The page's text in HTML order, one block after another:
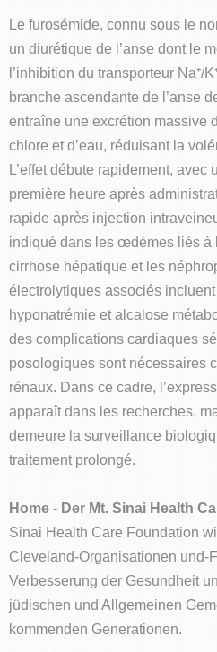
Le furosémide, connu sous le
un diurétique de l’anse dont le
l’inhibition du transporteur Na⁺/
branche ascendante de l’anse
entraîne une excrétion massive
chlore et d’eau, réduisant la
L’effet débute rapidement, avec
première heure après
rapide après injection
indiqué dans les œdèmes liés à
cirrhose hépatique et les
électrolytiques associés
hyponatrémie et alcalose
des complications cardiaques
posologiques sont nécessaires
rénaux. Dans ce cadre,
apparaît dans les recherches,
demeure la surveillance
traitement prolongé.
Home - Der Mt. Sinai Health
Sinai Health Care Foundation
Cleveland-Organisationen und-
Verbesserung der Gesundheit
jüdischen und Allgemeinen
kommenden Generationen.